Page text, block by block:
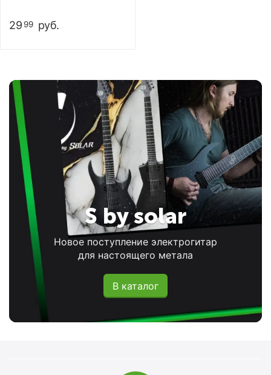
29 99 руб.
S by solar
Новое поступление электрогитар
для настоящего метала
В каталог